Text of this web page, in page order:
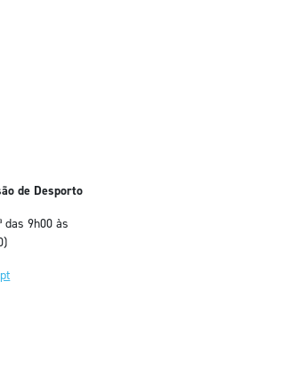
de Desporto
das 9h00 às